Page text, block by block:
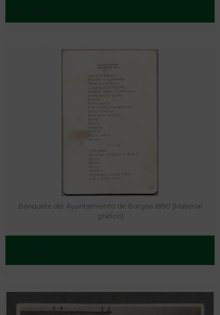
Banquete del Ayuntamiento de Burgos.1890 [Material
gráfico]